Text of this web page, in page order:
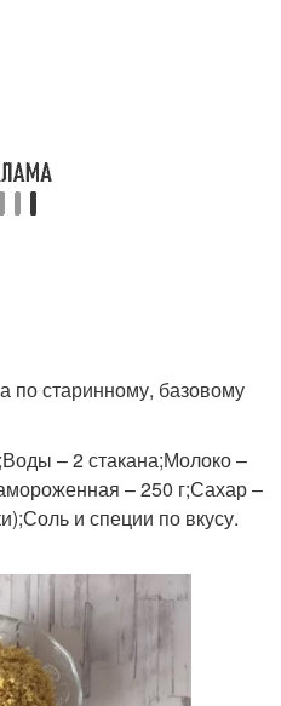
по старинному, базовому
– 2 стакана;Молоко –
– 250 г;Сахар –
и специи по вкусу.